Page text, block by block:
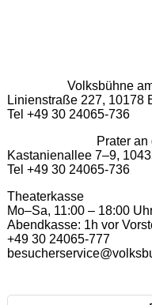
Volksbühne
Linienstraße 227, 10178
Tel +49 30 24065-736
Prater
Kastanienallee 7–9,
Tel +49 30 24065-736
Theaterkasse
Mo–Sa, 11:00 – 18:00
Abendkasse: 1h vor
+49 30 24065-777